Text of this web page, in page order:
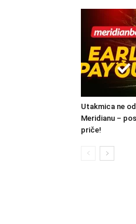
Utakmica ne
Meridianu –
priče!